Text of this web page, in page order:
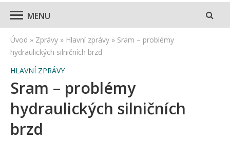
MENU
Úvod » Zprávy » Hlavní zprávy » Sram – problémy
hydraulických silničních brzd
HLAVNÍ ZPRÁVY
Sram – problémy
hydraulických silničních
brzd